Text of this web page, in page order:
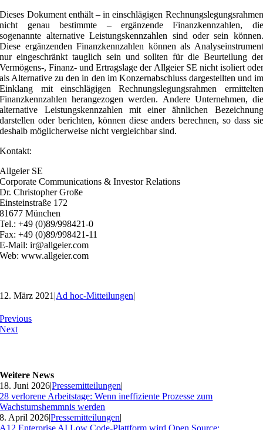
Dieses Dokument enthält – in einschlägigen Rechnungslegungsrahmen
nicht genau bestimmte – ergänzende Finanzkennzahlen, die
sogenannte alternative Leistungskennzahlen sind oder sein können.
Diese ergänzenden Finanzkennzahlen können als Analyseinstrument
nur eingeschränkt tauglich sein und sollten für die Beurteilung der
Vermögens-, Finanz- und Ertragslage der Allgeier SE nicht isoliert oder
als Alternative zu den in den im Konzernabschluss dargestellten und im
Einklang mit einschlägigen Rechnungslegungsrahmen ermittelten
Finanzkennzahlen herangezogen werden. Andere Unternehmen, die
alternative Leistungskennzahlen mit einer ähnlichen Bezeichnung
darstellen oder berichten, können diese anders berechnen, so dass sie
deshalb möglicherweise nicht vergleichbar sind.
Kontakt:
Allgeier SE
Corporate Communications & Investor Relations
Dr. Christopher Große
Einsteinstraße 172
81677 München
Tel.: +49 (0)89/998421-0
Fax: +49 (0)89/998421-11
E-Mail: ir@allgeier.com
Web: www.allgeier.com
12. März 2021 |Ad hoc-Mitteilungen|
Previous
Next
Weitere News
18. Juni 2026|Pressemitteilungen|
28 verlorene Arbeitstage: Wenn ineffiziente Prozesse zum
Wachstumshemmnis werden
8. April 2026|Pressemitteilungen|
A12 Enterprise AI Low Code-Plattform wird Open Source: